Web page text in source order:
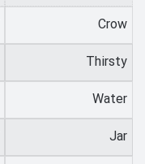
Crow
Thirsty
Water
Jar